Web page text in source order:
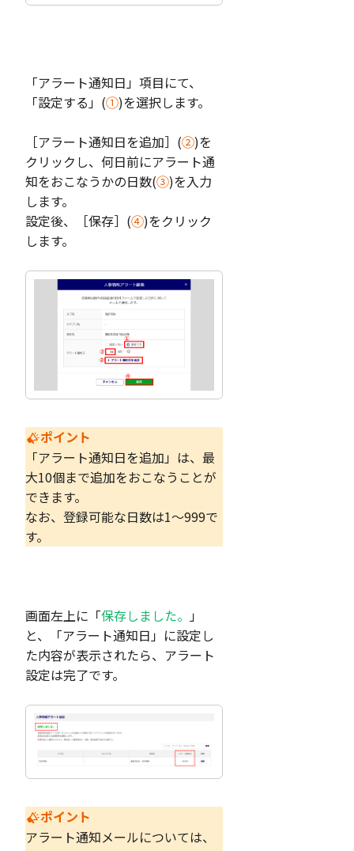
「アラート通知日」項目にて、
「設定する」(①)を選択します。
［アラート通知日を追加］(②)を
クリックし、何日前にアラート通
知をおこなうかの日数(③)を入力
します。
設定後、［保存］(④)をクリック
します。
ポイント
「アラート通知日を追加」は、最
大10個まで追加をおこなうことが
できます。
なお、登録可能な日数は1～999で
す。
画面左上に「保存しました。 」
と、「アラート通知日」に設定し
た内容が表示されたら、アラート
設定は完了です。
ポイント
アラート通知メールについては、